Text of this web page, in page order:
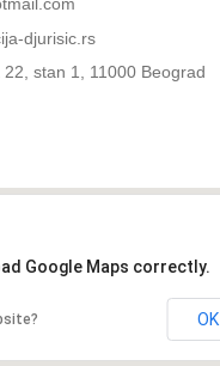
djurisic.rs
22, stan 1, 11000 Beograd
Google Maps correctly.
OK